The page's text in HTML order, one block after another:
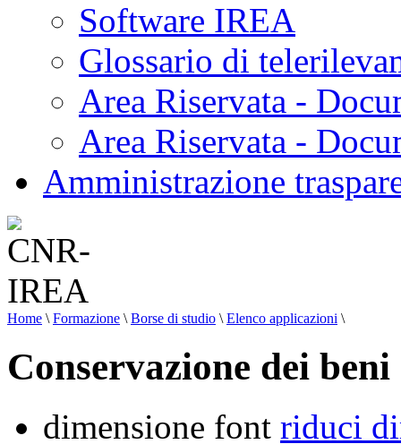
Software IREA
Glossario di
Area Riservata -
Area Riservata -
Amministrazione
Home \ Formazione \ Borse di studio \ Elenco applicazioni \
Conservazione dei
dimensione font riduci